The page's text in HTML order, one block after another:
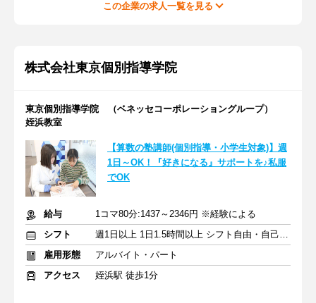
この企業の求人一覧を見る
株式会社東京個別指導学院
東京個別指導学院 （ベネッセコーポレーショングループ）
姪浜教室
【算数の塾講師(個別指導・小学生対象)】週
1日～OK！『好きになる』サポートを♪私服
でOK
給与
1コマ80分:1437～2346円 ※経験による
シフト
週1日以上 1日1.5時間以上 シフト自由・自己申告
雇用形態
アルバイト・パート
アクセス
姪浜駅 徒歩1分